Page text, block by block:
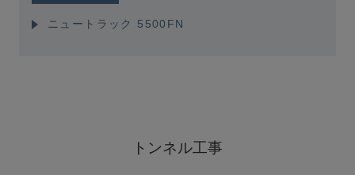
ニュートラック 5500FN
トンネル工事